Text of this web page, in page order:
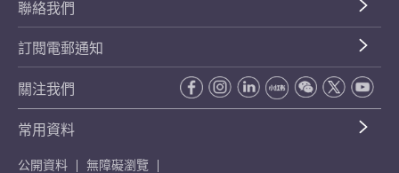
聯絡我們
訂閱電郵通知
關注我們
常用資料
公開資料
無障礙瀏覽